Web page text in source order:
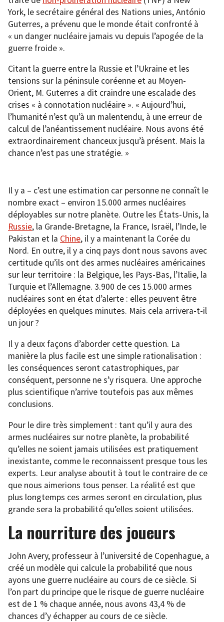
York, le secrétaire général des Nations unies, António
Guterres, a prévenu que le monde était confronté à
« un danger nucléaire jamais vu depuis l’apogée de la
guerre froide ».
Citant la guerre entre la Russie et l’Ukraine et les
tensions sur la péninsule coréenne et au Moyen-
Orient, M. Guterres a dit craindre une escalade des
crises « à connotation nucléaire ». « Aujourd’hui,
l’humanité n’est qu’à un malentendu, à une erreur de
calcul de l’anéantissement nucléaire. Nous avons été
extraordinairement chanceux jusqu’à présent. Mais la
chance n’est pas une stratégie. »
Il y a – c’est une estimation car personne ne connaît le
nombre exact – environ 15.000 armes nucléaires
déployables sur notre planète. Outre les États-Unis, la
Russie, la Grande-Bretagne, la France, Israël, l’Inde, le
Pakistan et la Chine, il y a maintenant la Corée du
Nord. En outre, il y a cinq pays dont nous savons avec
certitude qu’ils ont des armes nucléaires américaines
sur leur territoire : la Belgique, les Pays-Bas, l’Italie, la
Turquie et l’Allemagne. 3.900 de ces 15.000 armes
nucléaires sont en état d’alerte : elles peuvent être
déployées en quelques minutes. Mais cela arrivera-t-il
un jour ?
Il y a deux façons d’aborder cette question. La
manière la plus facile est une simple rationalisation :
les conséquences seront catastrophiques, par
conséquent, personne ne s’y risquera. Une approche
plus scientifique n’arrive toutefois pas aux mêmes
conclusions.
Pour le dire très simplement : tant qu’il y aura des
armes nucléaires sur notre planète, la probabilité
qu’elles ne soient jamais utilisées est pratiquement
inexistante, comme le reconnaissent presque tous les
experts. Leur analyse aboutit à tout le contraire de ce
que nous aimerions tous penser. La réalité est que
plus longtemps ces armes seront en circulation, plus
grande sera la probabilité qu’elles soient utilisées.
La nourriture des joueurs
John Avery, professeur à l’université de Copenhague, a
créé un modèle qui calcule la probabilité que nous
ayons une guerre nucléaire au cours de ce siècle. Si
l’on part du principe que le risque de guerre nucléaire
est de 1 % chaque année, nous avons 43,4 % de
chances d’y échapper au cours de ce siècle.